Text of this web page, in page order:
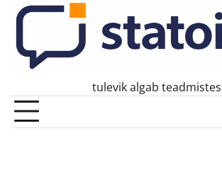
Skip
content
tulevik algab